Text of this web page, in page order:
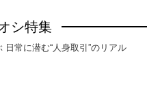
シ特集
日常に潜む“人身取引”のリアル